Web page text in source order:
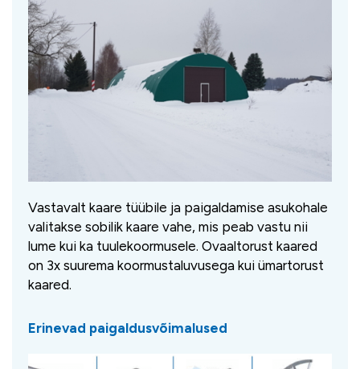
Vastavalt kaare tüübile ja paigaldamise asukohale
valitakse sobilik kaare vahe, mis peab vastu nii
lume kui ka tuulekoormusele. Ovaaltorust kaared
on 3x suurema koormustaluvusega kui ümartorust
kaared.
Erinevad paigaldusvõimalused